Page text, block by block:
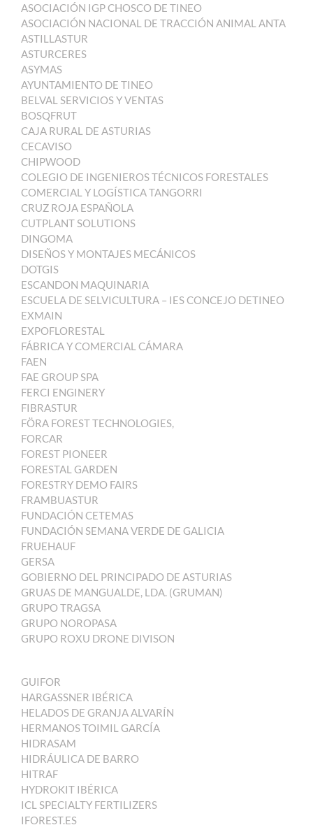
ASOCIACIÓN IGP CHOSCO DE TINEO
ASOCIACIÓN NACIONAL DE TRACCIÓN ANIMAL ANTA
ASTILLASTUR
ASTURCERES
ASYMAS
AYUNTAMIENTO DE TINEO
BELVAL SERVICIOS Y VENTAS
BOSQFRUT
CAJA RURAL DE ASTURIAS
CECAVISO
CHIPWOOD
COLEGIO DE INGENIEROS TÉCNICOS FORESTALES
COMERCIAL Y LOGÍSTICA TANGORRI
CRUZ ROJA ESPAÑOLA
CUTPLANT SOLUTIONS
DINGOMA
DISEÑOS Y MONTAJES MECÁNICOS
DOTGIS
ESCANDON MAQUINARIA
ESCUELA DE SELVICULTURA – IES CONCEJO DETINEO
EXMAIN
EXPOFLORESTAL
FÁBRICA Y COMERCIAL CÁMARA
FAEN
FAE GROUP SPA
FERCI ENGINERY
FIBRASTUR
FÖRA FOREST TECHNOLOGIES,
FORCAR
FOREST PIONEER
FORESTAL GARDEN
FORESTRY DEMO FAIRS
FRAMBUASTUR
FUNDACIÓN CETEMAS
FUNDACIÓN SEMANA VERDE DE GALICIA
FRUEHAUF
GERSA
GOBIERNO DEL PRINCIPADO DE ASTURIAS
GRUAS DE MANGUALDE, LDA. (GRUMAN)
GRUPO TRAGSA
GRUPO NOROPASA
GRUPO ROXU DRONE DIVISON
GUIFOR
HARGASSNER IBÉRICA
HELADOS DE GRANJA ALVARÍN
HERMANOS TOIMIL GARCÍA
HIDRASAM
HIDRÁULICA DE BARRO
HITRAF
HYDROKIT IBÉRICA
ICL SPECIALTY FERTILIZERS
IFOREST.ES